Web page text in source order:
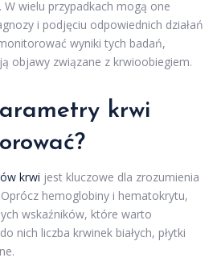
wielu przypadkach mogą one
i podjęciu odpowiednich działań
wyniki tych badań,
objawy związane z krwioobiegiem.
krwi
krwi jest kluczowe dla zrozumienia
hemoglobiny i hematokrytu,
wskaźników, które warto
nich liczba krwinek białych, płytki